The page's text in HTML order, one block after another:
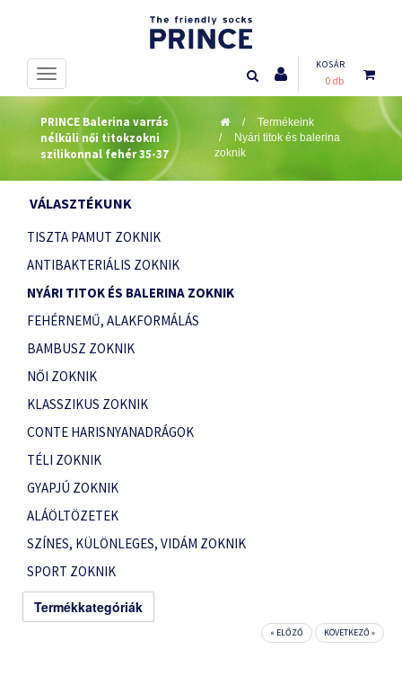
KOSÁR
0 db
PRINCE Balerina varrás
nélküli női titokzokni
szilikonnal fehér 35-37
Termékeink
Nyári titok és balerina
zoknik
VÁLASZTÉKUNK
TISZTA PAMUT ZOKNIK
ANTIBAKTERIÁLIS ZOKNIK
NYÁRI TITOK ÉS BALERINA ZOKNIK
FEHÉRNEMŰ, ALAKFORMÁLÁS
BAMBUSZ ZOKNIK
NŐI ZOKNIK
KLASSZIKUS ZOKNIK
CONTE HARISNYANADRÁGOK
TÉLI ZOKNIK
GYAPJÚ ZOKNIK
ALÁÖLTÖZETEK
SZÍNES, KÜLÖNLEGES, VIDÁM ZOKNIK
SPORT ZOKNIK
Termékkategóriák
« ELŐZŐ KÖVETKEZŐ »